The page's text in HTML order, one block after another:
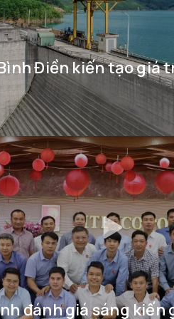
Điền kiến tạo giá
đánh giá sáng kiến